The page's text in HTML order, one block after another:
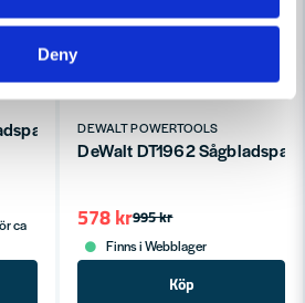
Deny
250mm (2x24T 1x48T)
ca
DEWALT POWERTOOLS
DeWalt DT1962
995 kr
578 kr
Finns i Webblager
Köp